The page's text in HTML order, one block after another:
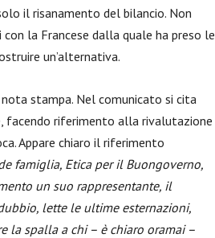
il risanamento del bilancio. Non
la Francese dalla quale ha preso le
un’alternativa.
stampa. Nel comunicato si cita
facendo riferimento alla rivalutazione
Appare chiaro il riferimento
famiglia, Etica per il Buongoverno,
un suo rappresentante, il
lette le ultime esternazioni,
la spalla a chi – è chiaro oramai –